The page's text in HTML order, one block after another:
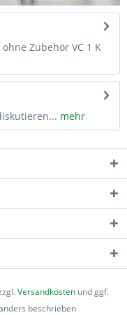
Zubehör VC 1 K
mehr
Versandkosten und ggf.
beschrieben